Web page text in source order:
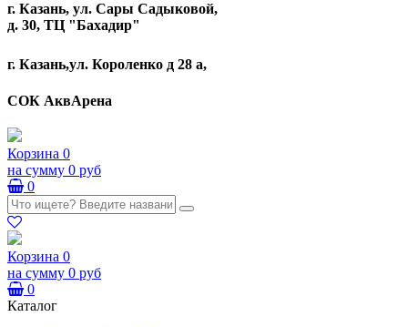
г. Казань, ул. Сары Садыковой,
д. 30, ТЦ "Бахадир"
г. Казань,ул. Короленко д 28 а,
СОК АквАрена
Корзина 0
на сумму 0 руб
0
Корзина 0
на сумму 0 руб
0
Каталог